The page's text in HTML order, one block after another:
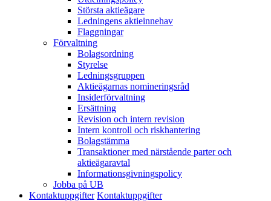
Största aktieägare
Ledningens aktieinnehav
Flaggningar
Förvaltning
Bolagsordning
Styrelse
Ledningsgruppen
Aktieägarnas nomineringsråd
Insiderförvaltning
Ersättning
Revision och intern revision
Intern kontroll och riskhantering
Bolagstämma
Transaktioner med närstående parter och
aktieägaravtal
Informationsgivningspolicy
Jobba på UB
Kontaktuppgifter Kontaktuppgifter